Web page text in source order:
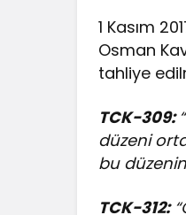
1 Kasım
Osman
tahliye
TCK-309:
düzeni
bu
TCK-312: